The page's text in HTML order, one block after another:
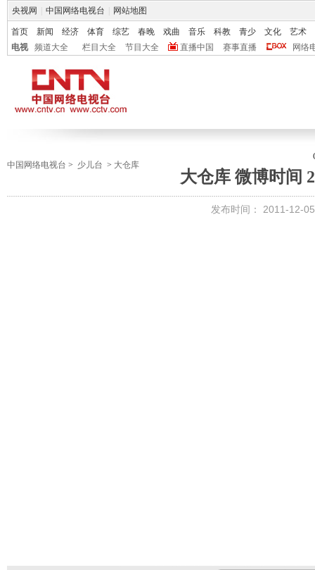
央视网 中国网络电视台 网站地图
首页 新闻 经济 体育 综艺 春晚 戏曲 音乐 科教 青少 文化
艺术
电视
频道大全 栏目大全 节目大全 直播中国 赛事直播 网络
中国网络电视台 > 少儿台 > 大仓库
大仓库 微博时间
发布时间： 2011-12-